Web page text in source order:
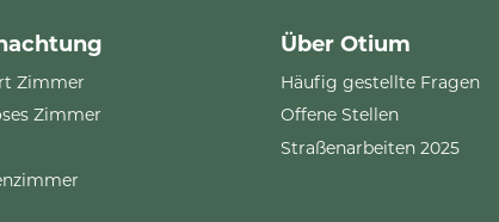
Zimmer
Zimmer
Über Otium
Häufig gestellte Fragen
Offene Stellen
Straßenarbeiten 2025